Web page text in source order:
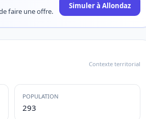
faire une offre.
Simuler à Allondaz
Contexte territorial
POPULATION
293